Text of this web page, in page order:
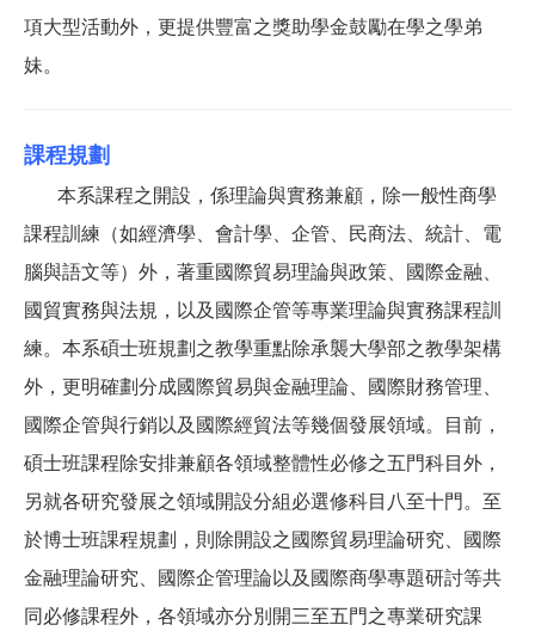
項大型活動外，更提供豐富之獎助學金鼓勵在學之學弟
妹。
課程規劃
本系課程之開設，係理論與實務兼顧，除一般性商學
課程訓練（如經濟學、會計學、企管、民商法、統計、電
腦與語文等）外，著重國際貿易理論與政策、國際金融、
國貿實務與法規，以及國際企管等專業理論與實務課程訓
練。本系碩士班規劃之教學重點除承襲大學部之教學架構
外，更明確劃分成國際貿易與金融理論、國際財務管理、
國際企管與行銷以及國際經貿法等幾個發展領域。目前，
碩士班課程除安排兼顧各領域整體性必修之五門科目外，
另就各研究發展之領域開設分組必選修科目八至十門。至
於博士班課程規劃，則除開設之國際貿易理論研究、國際
金融理論研究、國際企管理論以及國際商學專題研討等共
同必修課程外，各領域亦分別開三至五門之專業研究課